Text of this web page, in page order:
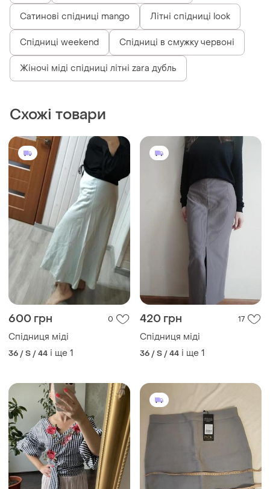
Сатинові спідниці mango Літні спідниці look
Спідниці weekend Спідниці в смужку червоні
Жіночі міді спідниці літні zara дубль
Схожі товари
600 грн 0
Спідниця міді
36 / S / 44 і ще 1
420 грн 17
Спідниця міді
36 / S / 44 і ще 1